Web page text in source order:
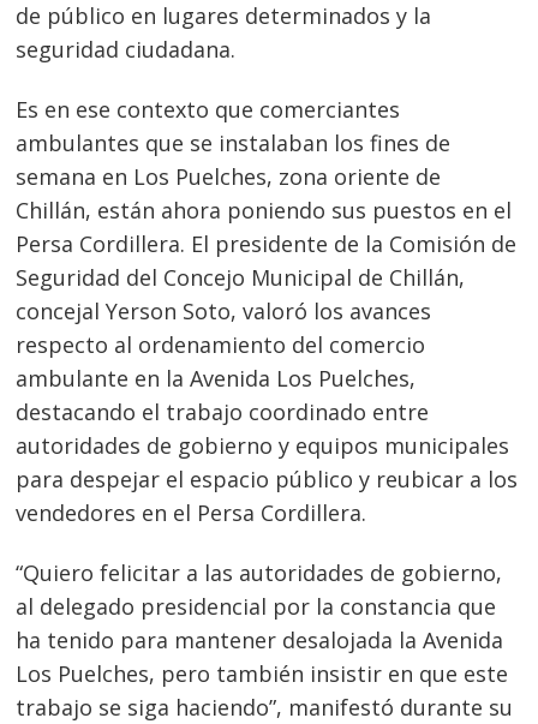
de público en lugares determinados y la
seguridad ciudadana.
Es en ese contexto que comerciantes
ambulantes que se instalaban los fines de
semana en Los Puelches, zona oriente de
Chillán, están ahora poniendo sus puestos en el
Persa Cordillera. El presidente de la Comisión de
Seguridad del Concejo Municipal de Chillán,
concejal Yerson Soto, valoró los avances
respecto al ordenamiento del comercio
ambulante en la Avenida Los Puelches,
destacando el trabajo coordinado entre
autoridades de gobierno y equipos municipales
para despejar el espacio público y reubicar a los
vendedores en el Persa Cordillera.
“Quiero felicitar a las autoridades de gobierno,
al delegado presidencial por la constancia que
ha tenido para mantener desalojada la Avenida
Los Puelches, pero también insistir en que este
trabajo se siga haciendo”, manifestó durante su